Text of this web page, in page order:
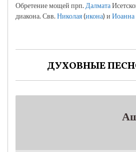
Обретение мощей прп.Далмата
диакона. Свв.Николая(икона) и Иоанна
ДУХОВНЫЕ